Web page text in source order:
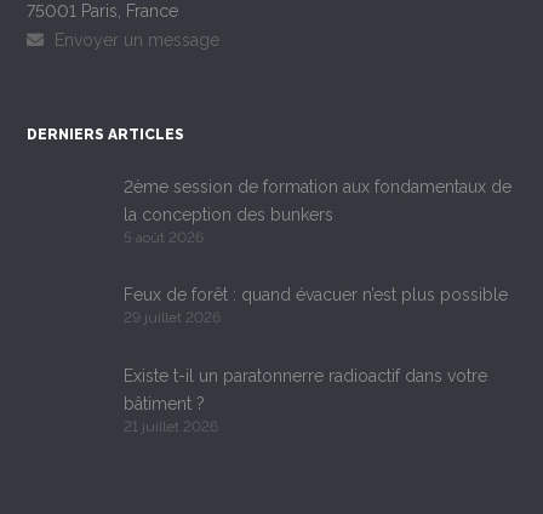
75001 Paris, France
Envoyer un message
DERNIERS ARTICLES
2ème session de formation aux fondamentaux de
la conception des bunkers
5 août 2026
Feux de forêt : quand évacuer n’est plus possible
29 juillet 2026
Existe t-il un paratonnerre radioactif dans votre
bâtiment ?
21 juillet 2026